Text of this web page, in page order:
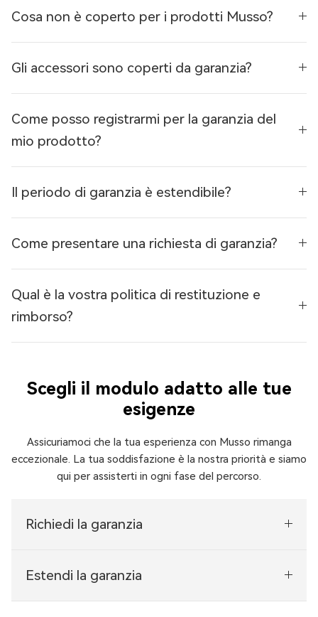
Cosa non è coperto per i prodotti Musso?
Gli accessori sono coperti da garanzia?
Come posso registrarmi per la garanzia del
mio prodotto?
Il periodo di garanzia è estendibile?
Come presentare una richiesta di garanzia?
Qual è la vostra politica di restituzione e
rimborso?
Scegli il modulo adatto alle tue
esigenze
Assicuriamoci che la tua esperienza con Musso rimanga
eccezionale. La tua soddisfazione è la nostra priorità e siamo
qui per assisterti in ogni fase del percorso.
Richiedi la garanzia
Estendi la garanzia